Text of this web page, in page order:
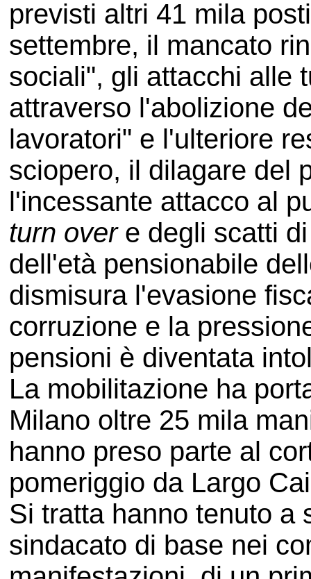
previsti altri 41 mila
settembre, il mancato
sociali", gli attacchi alle
attraverso l'abolizione
lavoratori" e l'ulteriore
sciopero, il dilagare del
l'incessante attacco al
turn overe degli scatti
dell'età pensionabile
dismisura l'evasione
corruzione e la
pensioni è diventata
La mobilitazione ha
Milano oltre 25 mila
hanno preso parte al
pomeriggio da Largo
Si tratta hanno tenuto a
sindacato di base nei